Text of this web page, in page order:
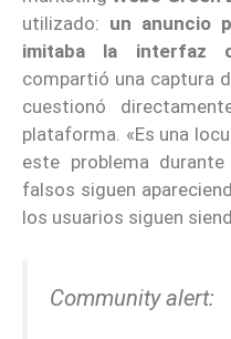
utilizado: un anuncio
imitaba la interfaz
compartió una captura
cuestionó
plataforma. «Es una
este problema
falsos siguen
los usuarios siguen
Community alert: